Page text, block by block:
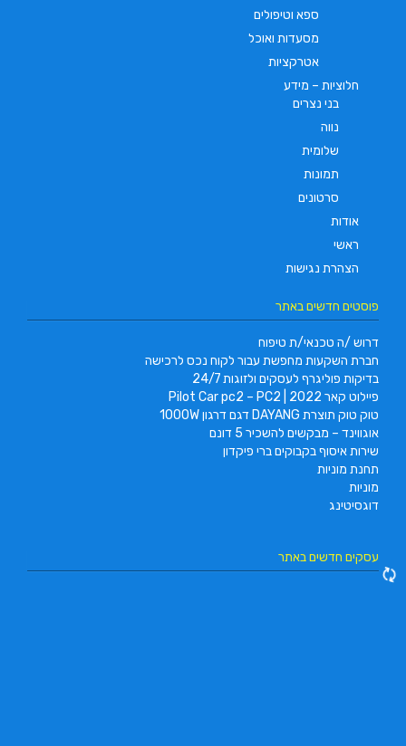
ספא וטיפולים
מסעדות ואוכל
אטרקציות
חלוציות – מידע
בני נצרים
נווה
שלומית
תמונות
סרטונים
אודות
ראשי
הצהרת נגישות
פוסטים חדשים באתר
דרוש /ה טכנאי/ת טיפוח
חברת השקעות מחפשת עבור לקוח נכס לרכישה
בדיקות פוליגרף לעסקים ולזוגות 24/7
פיילוט קאר 2022 | Pilot Car pc2 – PC2
טוק טוק תוצרת DAYANG דגם דרגון 1000W
אוגווינד – מבקשים להשכיר 5 דונם
שירות איסוף בקבוקים ברי פיקדון
תחנת מוניות
מוניות
דוגסיטינג
עסקים חדשים באתר